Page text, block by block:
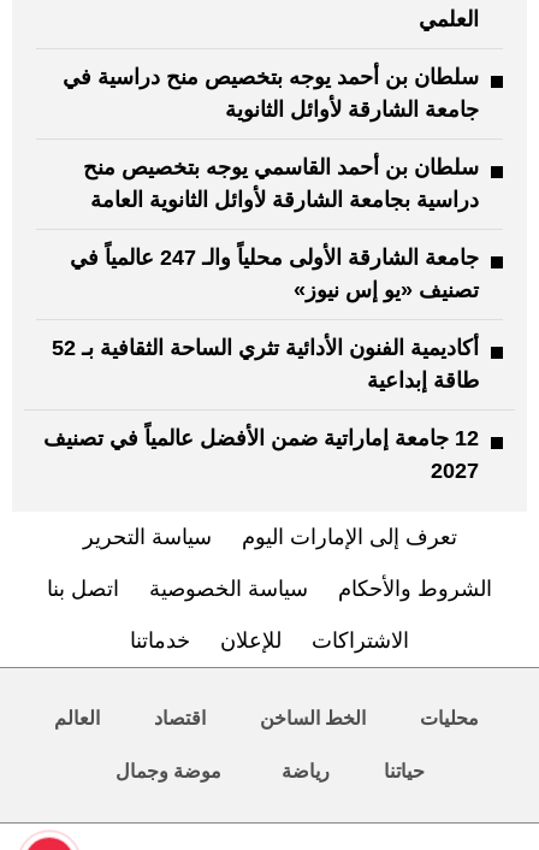
العلمي
سلطان بن أحمد يوجه بتخصيص منح دراسية في
جامعة الشارقة لأوائل الثانوية
سلطان بن أحمد القاسمي يوجه بتخصيص منح
دراسية بجامعة الشارقة لأوائل الثانوية العامة
جامعة الشارقة الأولى محلياً والـ 247 عالمياً في
تصنيف «يو إس نيوز»
أكاديمية الفنون الأدائية تثري الساحة الثقافية بـ 52
طاقة إبداعية
12 جامعة إماراتية ضمن الأفضل عالمياً في تصنيف
2027
تعرف إلى الإمارات اليوم سياسة التحرير
الشروط والأحكام سياسة الخصوصية اتصل بنا
الاشتراكات للإعلان خدماتنا
محليات الخط الساخن اقتصاد العالم
حياتنا رياضة موضة وجمال